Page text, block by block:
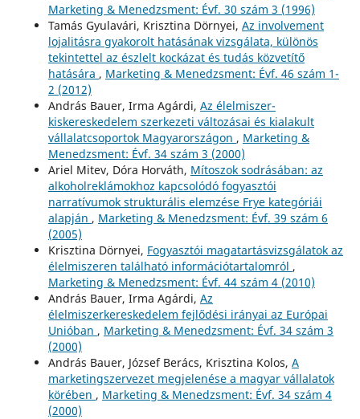
Marketing & Menedzsment: Évf. 30 szám 3 (1996)
Tamás Gyulavári, Krisztina Dörnyei, Az involvement
lojalitásra gyakorolt hatásának vizsgálata, különös
tekintettel az észlelt kockázat és tudás közvetítő
hatására , Marketing & Menedzsment: Évf. 46 szám 1-
2 (2012)
András Bauer, Irma Agárdi, Az élelmiszer-
kiskereskedelem szerkezeti változásai és kialakult
vállalatcsoportok Magyarországon , Marketing &
Menedzsment: Évf. 34 szám 3 (2000)
Ariel Mitev, Dóra Horváth, Mítoszok sodrásában: az
alkoholreklámokhoz kapcsolódó fogyasztói
narratívumok strukturális elemzése Frye kategóriái
alapján , Marketing & Menedzsment: Évf. 39 szám 6
(2005)
Krisztina Dörnyei, Fogyasztói magatartásvizsgálatok az
élelmiszeren található információtartalomról ,
Marketing & Menedzsment: Évf. 44 szám 4 (2010)
András Bauer, Irma Agárdi, Az
élelmiszerkereskedelem fejlődési irányai az Európai
Unióban , Marketing & Menedzsment: Évf. 34 szám 3
(2000)
András Bauer, József Berács, Krisztina Kolos, A
marketingszervezet megjelenése a magyar vállalatok
körében , Marketing & Menedzsment: Évf. 34 szám 4
(2000)